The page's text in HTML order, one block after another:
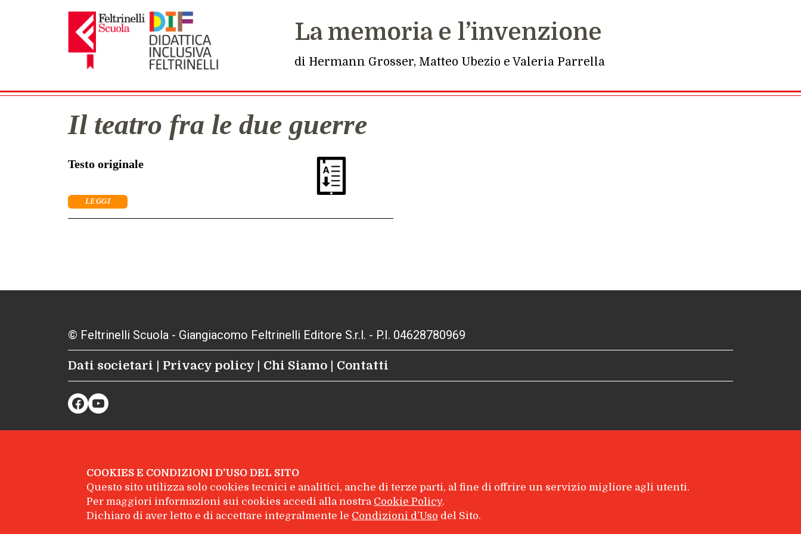
Navigazione principale
La memoria e l’invenzione
di Hermann Grosser, Matteo Ubezio e Valeria Parrella
Il teatro fra le due guerre
Testo originale
LEGGI
© Feltrinelli Scuola - Giangiacomo Feltrinelli Editore S.r.l. - P.I. 04628780969
Dati societari Privacy policy Chi Siamo Contatti
Facebook
YouTube
COOKIES E CONDIZIONI D'USO DEL SITO
Questo sito utilizza solo cookies tecnici e analitici, anche di terze parti, al fine di offrire un servizio migliore agli utenti.
Per maggiori informazioni sui cookies accedi alla nostra Cookie Policy.
Dichiaro di aver letto e di accettare integralmente le Condizioni d’Uso del Sito.